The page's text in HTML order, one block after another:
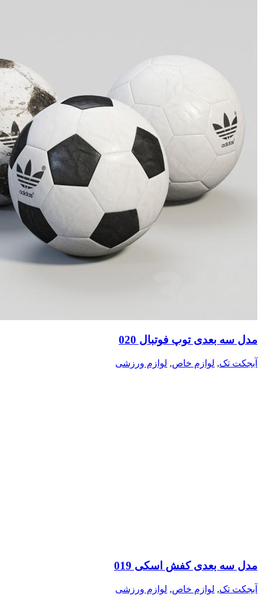
مدل سه بعدی توپ فوتبال 020
آبجکت تک, لوازم خاص, لوازم ورزشی
مدل سه بعدی کفش اسکی 019
آبجکت تک, لوازم خاص, لوازم ورزشی